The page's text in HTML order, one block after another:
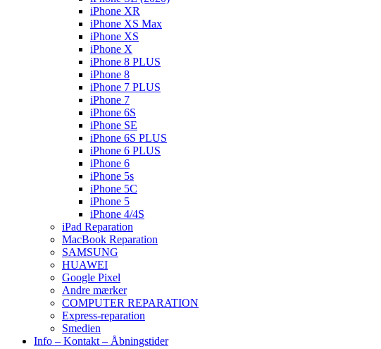
iPhone XR
iPhone XS Max
iPhone XS
iPhone X
iPhone 8 PLUS
iPhone 8
iPhone 7 PLUS
iPhone 7
iPhone 6S
iPhone SE
iPhone 6S PLUS
iPhone 6 PLUS
iPhone 6
iPhone 5s
iPhone 5C
iPhone 5
iPhone 4/4S
iPad Reparation
MacBook Reparation
SAMSUNG
HUAWEI
Google Pixel
Andre mærker
COMPUTER REPARATION
Express-reparation
Smedien
Info – Kontakt – Åbningstider